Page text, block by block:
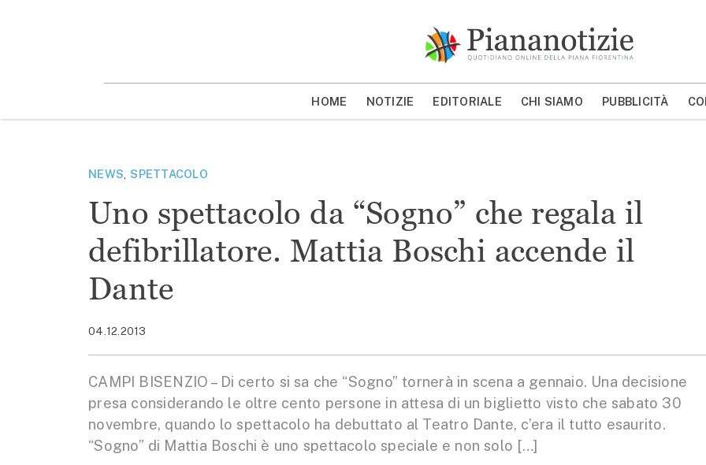
MOSTRA/NASCONDI CERCA
HOME NOTIZIE EDITORIALE CHI SIAMO PUBBLICITÀ
NEWS ,SPETTACOLO
Uno spettacolo da “Sogno” che regala il
defibrillatore. Mattia Boschi accende il
Dante
04.12.2013
CAMPI BISENZIO – Di certo si sa che “Sogno” tornerà in scena a gennaio. Una decisione
presa considerando le oltre cento persone in attesa di un biglietto visto che sabato 30
novembre, quando lo spettacolo ha debuttato al Teatro Dante, c’era il tutto esaurito.
“Sogno” di Mattia Boschi è uno spettacolo speciale e non solo […]